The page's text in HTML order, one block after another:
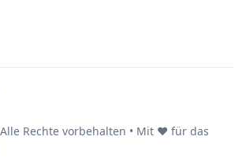
Alle Rechte vorbehalten • Mit ❤️ für das